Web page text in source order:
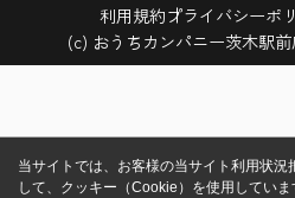
利用規約プライバシーポ
(c) おうちカンパニー茨木駅
当サイトでは、お客様の当サイト利用状況
して、クッキー（Cookie）を使用していま